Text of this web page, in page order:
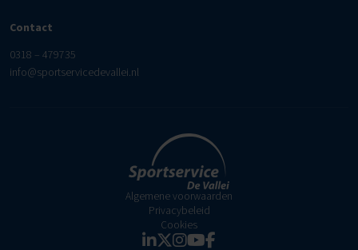
Contact
0318 – 479735
info@sportservicedevallei.nl
Algemene voorwaarden
Privacybeleid
Cookies